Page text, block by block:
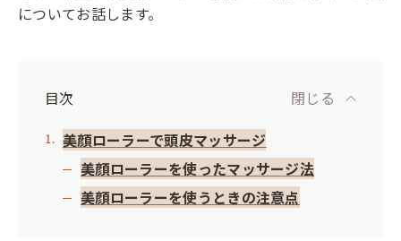
についてお話します。
目次
美顔ローラーで頭皮マッサージ
美顔ローラーを使ったマッサージ法
美顔ローラーを使うときの注意点
閉じる